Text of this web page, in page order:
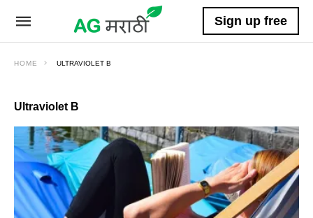
Sign up free
HOME ULTRAVIOLET B
Ultraviolet B